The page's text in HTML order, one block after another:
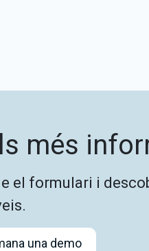
més
el formulari i
una demo